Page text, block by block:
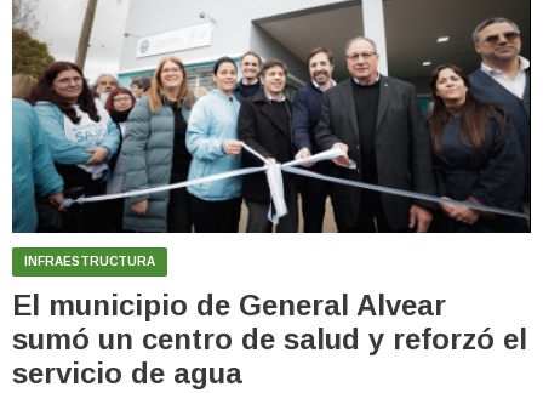
INFRAESTRUCTURA
El municipio de General Alvear
sumó un centro de salud y reforzó el
servicio de agua